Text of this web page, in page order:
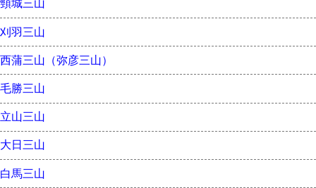
頸城三山
刈羽三山
西蒲三山（弥彦三山）
毛勝三山
立山三山
大日三山
白馬三山